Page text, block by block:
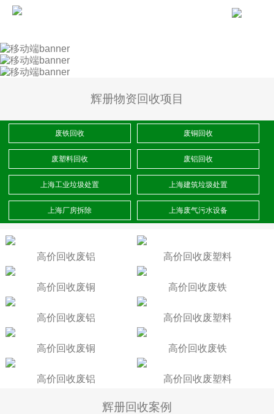
辉册物资回收项目
废铁回收 废铜回收
废塑料回收 废铝回收
上海工业垃圾处置 上海建筑垃圾处置
上海厂房拆除 上海废气污水设备
高价回收废铝 高价回收废塑料
高价回收废铜 高价回收废铁
高价回收废铝 高价回收废塑料
高价回收废铜 高价回收废铁
高价回收废铝 高价回收废塑料
辉册回收案例